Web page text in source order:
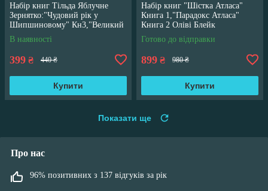
Набір книг Тільда Яблучне
Зернятко:"Чудовий рік у
Шипшиновому" Кн3,"Великий
переполох" Кн 4
В наявності
399 ₴ 440 ₴
Купити
Набір книг "Шістка Атласа"
Книга 1,"Парадокс Атласа"
Книга 2 Оліві Блейк
Готово до відправки
899 ₴ 980 ₴
Купити
Показати ще
Про нас
96% позитивних з 137 відгуків за рік